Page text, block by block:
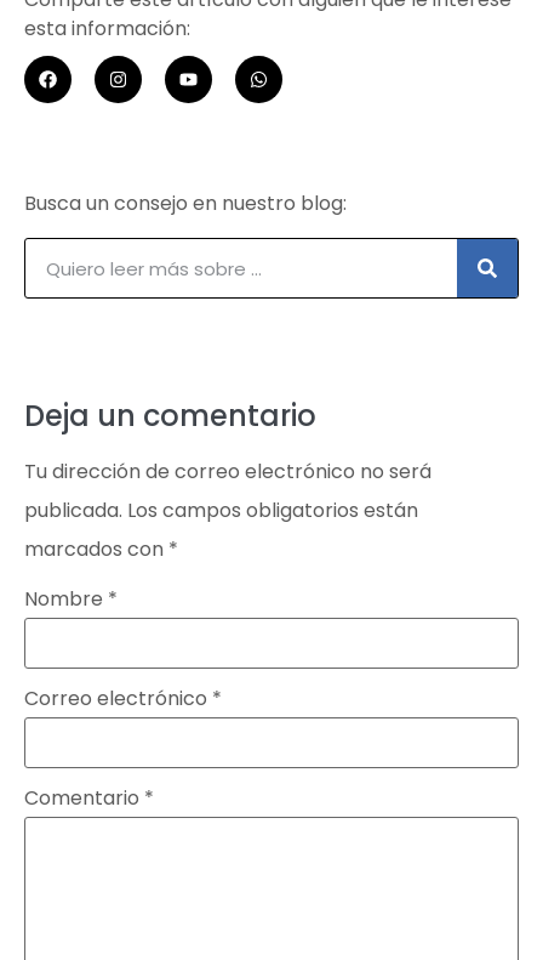
esta información:
Busca un consejo en nuestro blog:
Deja un comentario
Tu dirección de correo electrónico no será
publicada. Los campos obligatorios están
marcados con *
Nombre *
Correo electrónico *
Comentario *